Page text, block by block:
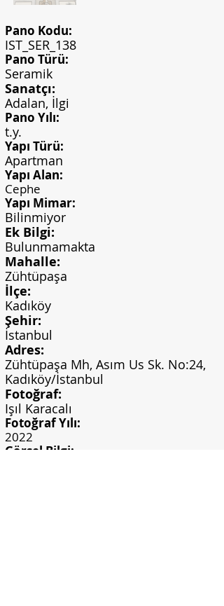
Pano Kodu:
IST_SER_138
Pano Türü:
Seramik
Sanatçı:
Adalan, İlgi
Pano Yılı:
t.y.
Yapı Türü:
Apartman
Yapı Alan:
Cephe
Yapı Mimar:
Bilinmiyor
Ek Bilgi:
Bulunmamakta
Mahalle:
Zühtüpaşa
İlçe:
Kadıköy
Şehir:
İstanbul
Adres:
Zühtüpaşa Mh, Asım Us Sk. No:24,
Kadıköy/İstanbul
Fotoğraf:
Işıl Karacalı
Fotoğraf Yılı:
2022
Görsel Bilgi: